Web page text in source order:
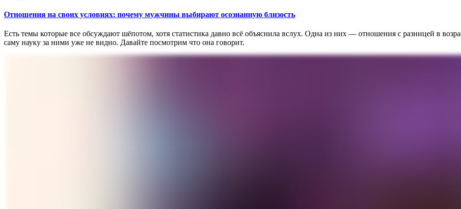
Отношения на своих условиях: почему мужчины выбирают осознанную близость
Есть темы которые все обсуждают шёпотом, хотя статистика давно всё объяснила вслух. Одна из них — отношения с разницей в
саму науку за ними уже не видно. Давайте посмотрим что она говорит.